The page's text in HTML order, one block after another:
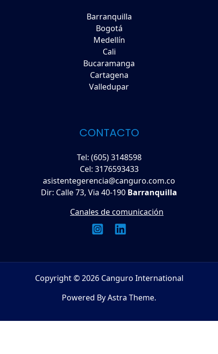
Barranquilla
Bogotá
Medellín
Cali
Bucaramanga
Cartagena
Valledupar
CONTACTO
Tel: (605) 3148598
Cel: 3176593433
asistentegerencia@canguro.com.co
Dir: Calle 73, Via 40-190 Barranquilla
Canales de comunicación
Copyright © 2026 Canguro International
Powered By Astra Theme.